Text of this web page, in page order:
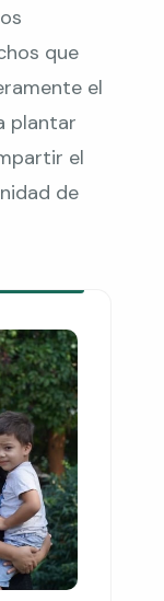
que
el
plantar
el
de